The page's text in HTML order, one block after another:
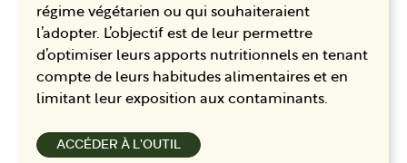
régime végétarien ou qui souhaiteraient
l’adopter. L’objectif est de leur permettre
d’optimiser leurs apports nutritionnels en tenant
compte de leurs habitudes alimentaires et en
limitant leur exposition aux contaminants.
ACCÉDER À L'OUTIL